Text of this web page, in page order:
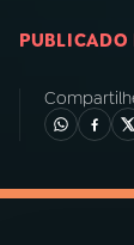
05
PUBLICADO